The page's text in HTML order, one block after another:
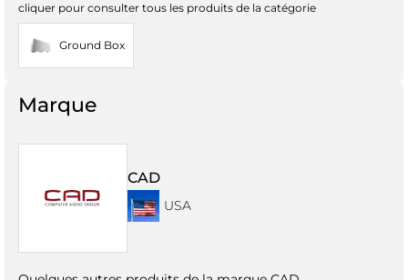
cliquer pour consulter tous les produits de la catégorie
Ground Box
Marque
CAD
USA